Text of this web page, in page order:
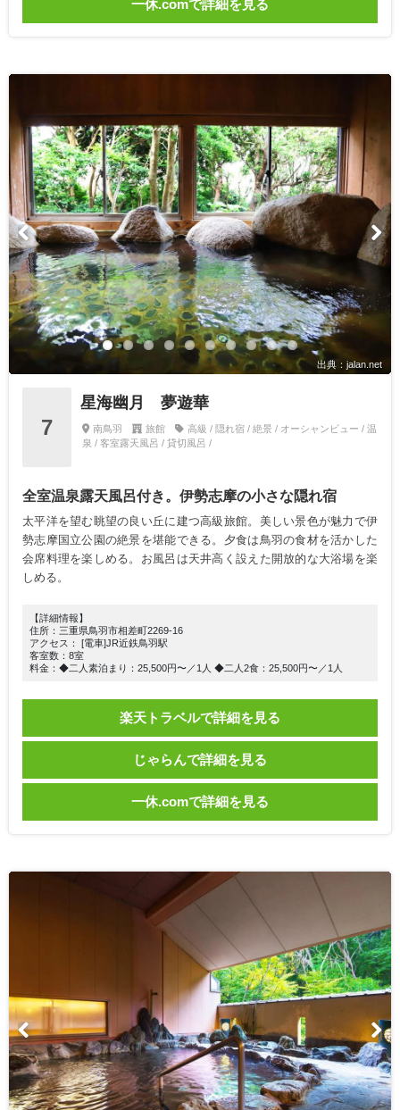
一休.comで詳細を見る
出典：jalan.net
7
星海幽月 夢遊華
南鳥羽 旅館
高級 / 隠れ宿 / 絶景 / オーシャンビュー / 温
泉 / 客室露天風呂 / 貸切風呂 /
全室温泉露天風呂付き。伊勢志摩の小さな隠れ宿
太平洋を望む眺望の良い丘に建つ高級旅館。美しい景色が魅力で伊
勢志摩国立公園の絶景を堪能できる。夕食は鳥羽の食材を活かした
会席料理を楽しめる。お風呂は天井高く設えた開放的な大浴場を楽
しめる。
【詳細情報】
住所：三重県鳥羽市相差町2269-16
アクセス： [電車]JR近鉄鳥羽駅
客室数：8室
料金：◆二人素泊まり：25,500円〜／1人 ◆二人2食：25,500円〜／1人
楽天トラベルで詳細を見る
じゃらんで詳細を見る
一休.comで詳細を見る